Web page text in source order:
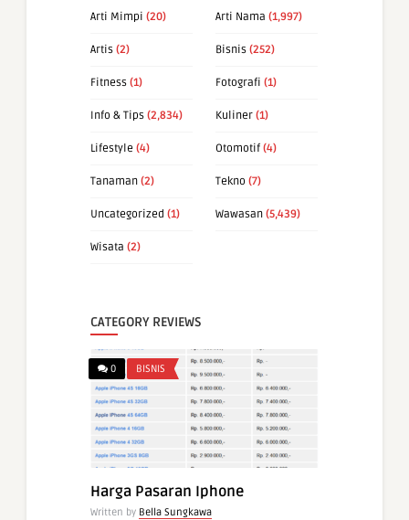
Arti Mimpi (20) Arti Nama (1,997)
Artis (2) Bisnis (252)
Fitness (1) Fotografi (1)
Info & Tips (2,834) Kuliner (1)
Lifestyle (4) Otomotif (4)
Tanaman (2) Tekno (7)
Uncategorized (1) Wawasan (5,439)
Wisata (2)
CATEGORY REVIEWS
0 BISNIS
Harga Pasaran Iphone
Written by Bella Sungkawa